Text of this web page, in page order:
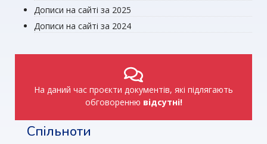
Дописи на сайті за 2025
Дописи на сайті за 2024
На даний час проєкти документів, які підлягають
обговоренню відсутні!
Спільноти